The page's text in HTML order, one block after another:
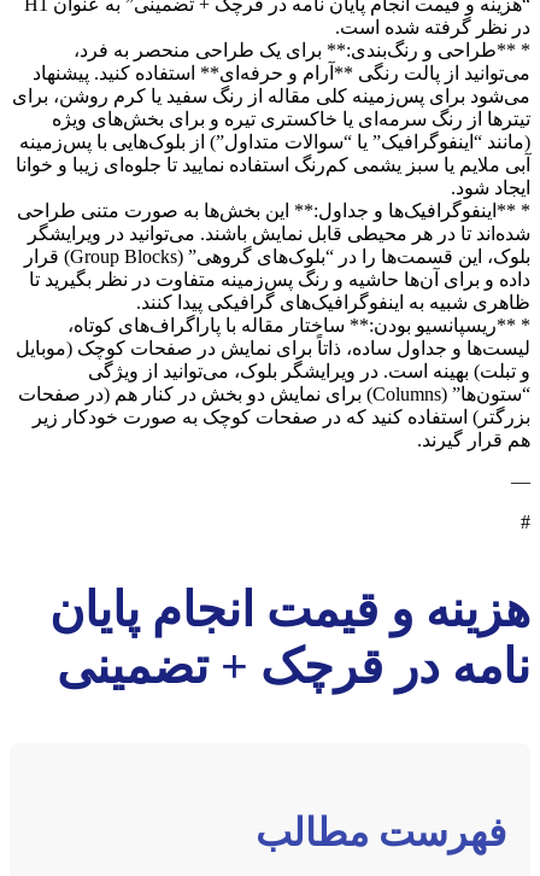
“هزینه و قیمت انجام پایان نامه در قرچک + تضمینی” به عنوان H1
در نظر گرفته شده است.
* **طراحی و رنگ‌بندی:** برای یک طراحی منحصر به فرد،
می‌توانید از پالت رنگی **آرام و حرفه‌ای** استفاده کنید. پیشنهاد
می‌شود برای پس‌زمینه کلی مقاله از رنگ سفید یا کرم روشن، برای
تیترها از رنگ سرمه‌ای یا خاکستری تیره و برای بخش‌های ویژه
(مانند “اینفوگرافیک” یا “سوالات متداول”) از بلوک‌هایی با پس‌زمینه
آبی ملایم یا سبز یشمی کم‌رنگ استفاده نمایید تا جلوه‌ای زیبا و خوانا
ایجاد شود.
* **اینفوگرافیک‌ها و جداول:** این بخش‌ها به صورت متنی طراحی
شده‌اند تا در هر محیطی قابل نمایش باشند. می‌توانید در ویرایشگر
بلوک، این قسمت‌ها را در “بلوک‌های گروهی” (Group Blocks) قرار
داده و برای آن‌ها حاشیه و رنگ پس‌زمینه متفاوت در نظر بگیرید تا
ظاهری شبیه به اینفوگرافیک‌های گرافیکی پیدا کنند.
* **ریسپانسیو بودن:** ساختار مقاله با پاراگراف‌های کوتاه،
لیست‌ها و جداول ساده، ذاتاً برای نمایش در صفحات کوچک (موبایل
و تبلت) بهینه است. در ویرایشگر بلوک، می‌توانید از ویژگی
“ستون‌ها” (Columns) برای نمایش دو بخش در کنار هم (در صفحات
بزرگتر) استفاده کنید که در صفحات کوچک به صورت خودکار زیر
هم قرار گیرند.
—
#
هزینه و قیمت انجام پایان
نامه در قرچک + تضمینی
فهرست مطالب